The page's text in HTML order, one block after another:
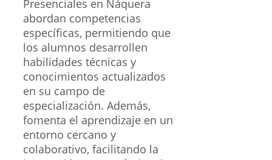
Presenciales en Náquera
abordan competencias
específicas, permitiendo que
los alumnos desarrollen
habilidades técnicas y
conocimientos actualizados
en su campo de
especialización. Además,
fomenta el aprendizaje en un
entorno cercano y
colaborativo, facilitando la